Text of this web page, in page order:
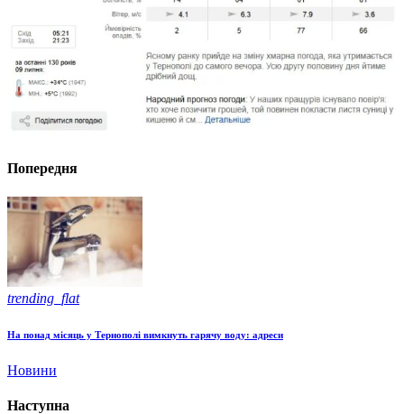
Попередня
trending_flat
На понад місяць у Тернополі вимкнуть гарячу воду: адреси
Новини
Наступна